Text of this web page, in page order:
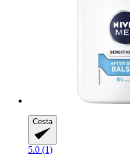
Cesta
5.0 (1)